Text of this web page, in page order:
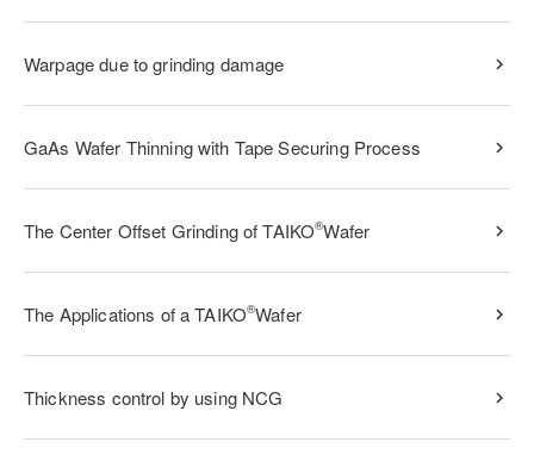
Warpage due to grinding damage
GaAs Wafer Thinning with Tape Securing Process
The Center Offset Grinding of TAIKO®Wafer
The Applications of a TAIKO®Wafer
Thickness control by using NCG